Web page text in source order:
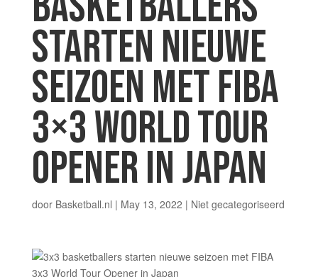
STARTEN NIEUWE
SEIZOEN MET FIBA
3×3 WORLD TOUR
OPENER IN JAPAN
door Basketball.nl | May 13, 2022 | Niet gecategoriseerd